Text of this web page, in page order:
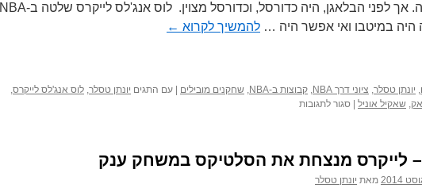
למשחק
1
שכללה גם תביעה. אך לפני הבלאגן, היה כדורסל, וכדורסל מצוין. לוס אנג'לס לייקרס שלטה ב-NBA
במיטבו ואי אפשר היה … להמשיך לקרוא ←
, יונתן טסלר, ציוני דרך NBA , קבוצות ב-NBA , שחקנים מובילים עם התגים יונתן טסלר, לוס אנג'לס לייקרס,
, שאקיל אוניל סגור לתגובותעל
הכי
– לייקרס מנצחת את הסלטיקס במשחק ענק
מאת יונתן טסלר